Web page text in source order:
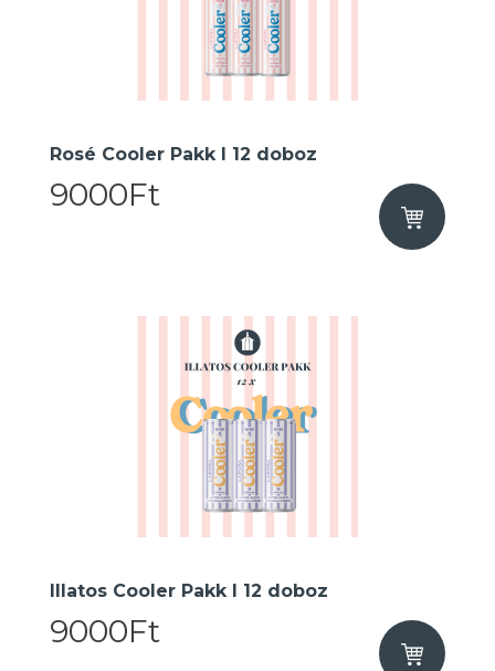
Rosé Cooler Pakk I 12 doboz
9000Ft
Illatos Cooler Pakk I 12 doboz
9000Ft